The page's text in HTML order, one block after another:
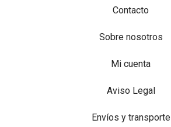
Contacto
Sobre nosotros
Mi cuenta
Aviso Legal
Envíos y transporte